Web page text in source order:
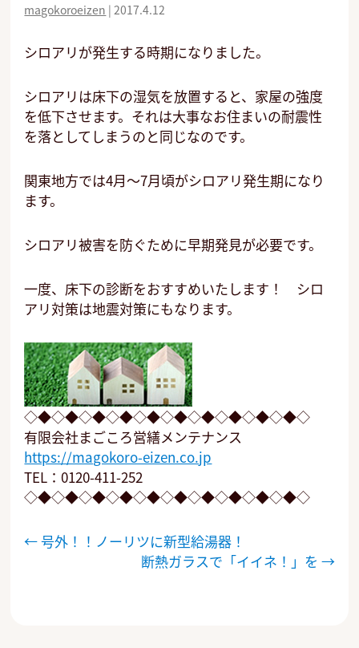
magokoroeizen |2017.4.12
シロアリが発生する時期になりました。
シロアリは床下の湿気を放置すると、家屋の強度
を低下させます。それは大事なお住まいの耐震性
を落としてしまうのと同じなのです。
関東地方では4月～7月頃がシロアリ発生期になり
ます。
シロアリ被害を防ぐために早期発見が必要です。
一度、床下の診断をおすすめいたします！ シロ
アリ対策は地震対策にもなります。
◇◆◇◆◇◆◇◆◇◆◇◆◇◆◇◆◇◆◇◆◇
有限会社まごころ営繕メンテナンス
https://magokoro-eizen.co.jp
TEL：0120-411-252
◇◆◇◆◇◆◇◆◇◆◇◆◇◆◇◆◇◆◇◆◇
稿
←号外！！ノーリツに新型給湯器！
断熱ガラスで「イイネ！」を →